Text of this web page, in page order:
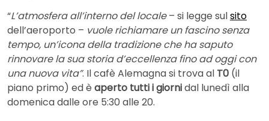
“L’atmosfera all’interno del locale– si legge sulsito
dell’aeroporto – vuole richiamare un fascino senza
tempo, un’icona della tradizione che ha saputo
rinnovare la sua storia d’eccellenza fino ad oggi con
una nuova vita”. Il cafè Alemagna si trova al T0 (il
piano primo) ed è aperto tutti i giornidal lunedì alla
domenicadalle ore 5:30 alle 20.